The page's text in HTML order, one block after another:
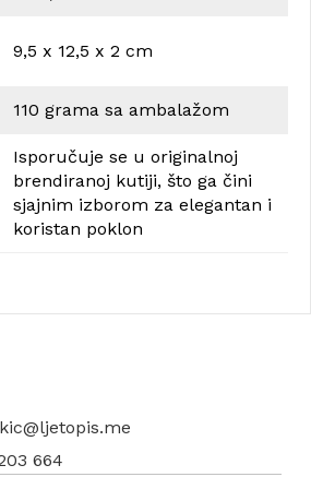
9,5 x 12,5 x 2 cm
110 grama sa ambalažom
Isporučuje se u originalnoj
brendiranoj kutiji, što ga čini
sjajnim izborom za elegantan i
koristan poklon
664